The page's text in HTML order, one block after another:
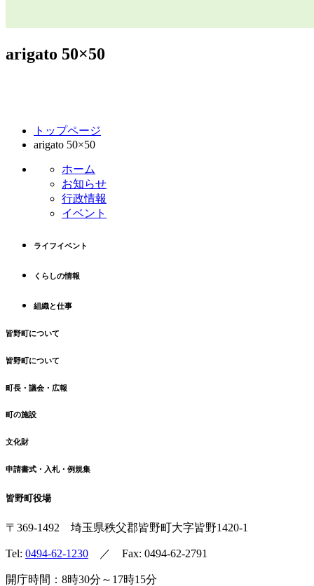
arigato 50×50
トップページ
arigato 50×50
ホーム
お知らせ
行政情報
イベント
ライフイベント
くらしの情報
組織と仕事
皆野町について
皆野町について
町長・議会・広報
町の施設
文化財
申請書式・入札・例規集
皆野町役場
〒369-1492 埼玉県秩父郡皆野町大字皆野1420-1
Tel: 0494-62-1230 ／ Fax: 0494-62-2791
開庁時間：8時30分～17時15分